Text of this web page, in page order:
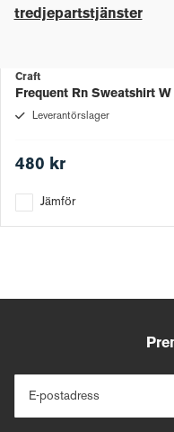
tredjepartstjänster
Craft
Frequent Rn Sweatshirt W
Leverantörslager
480 kr
Jämför
E-postadress